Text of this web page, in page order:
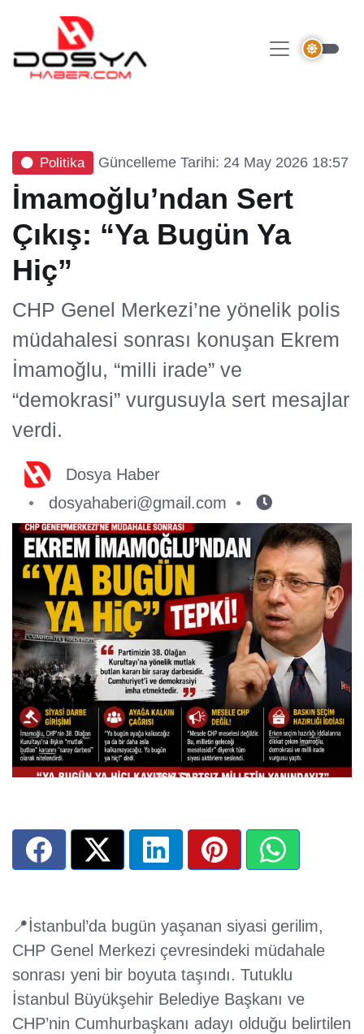
Politika Güncelleme Tarihi: 24 May 2026 18:57
İmamoğlu’ndan Sert
Çıkış: “Ya Bugün Ya
Hiç”
CHP Genel Merkezi’ne yönelik polis
müdahalesi sonrası konuşan Ekrem
İmamoğlu, “milli irade” ve
“demokrasi” vurgusuyla sert mesajlar
verdi.
Dosya Haber
dosyahaberi@gmail.com
📍İstanbul’da bugün yaşanan siyasi gerilim,
CHP Genel Merkezi çevresindeki müdahale
sonrası yeni bir boyuta taşındı. Tutuklu
İstanbul Büyükşehir Belediye Başkanı ve
CHP’nin Cumhurbaşkanı adayı olduğu belirtilen